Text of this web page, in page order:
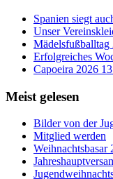
Spanien siegt
Unser
Mädelsfußballtag
Erfolgreiches
Capoeira 2026
Meist gelesen
Bilder von der
Mitglied werden
Weihnachtsbasar